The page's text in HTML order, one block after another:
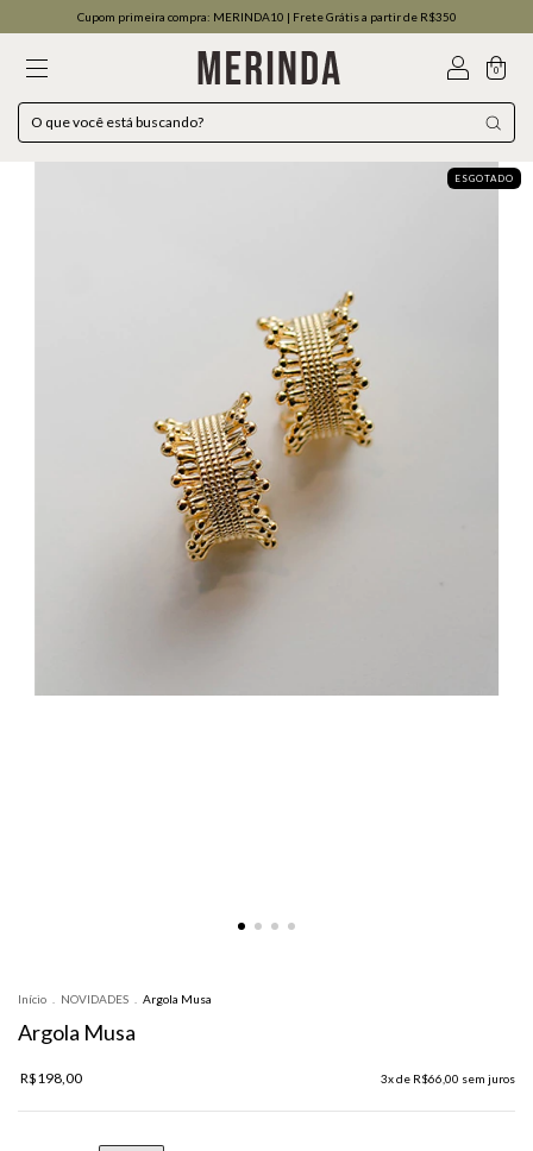
Cupom primeira compra: MERINDA10 | Frete Grátis a partir de R$350
0
ESGOTADO
Início NOVIDADES Argola Musa
Argola Musa
R$198,00 3x de R$66,00 sem juros